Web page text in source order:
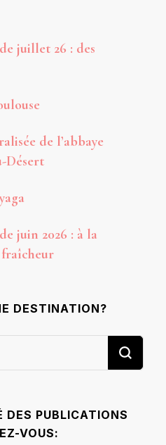
juillet 26 : des
de l’abbaye
Désert
juin 2026 : à la
DESTINATION?
DES PUBLICATIONS
VOUS: